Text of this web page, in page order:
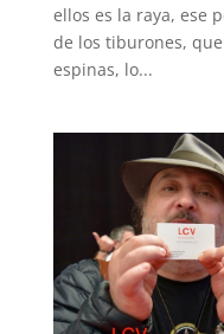
ellos es la raya, ese
de los tiburones,
espinas, lo...